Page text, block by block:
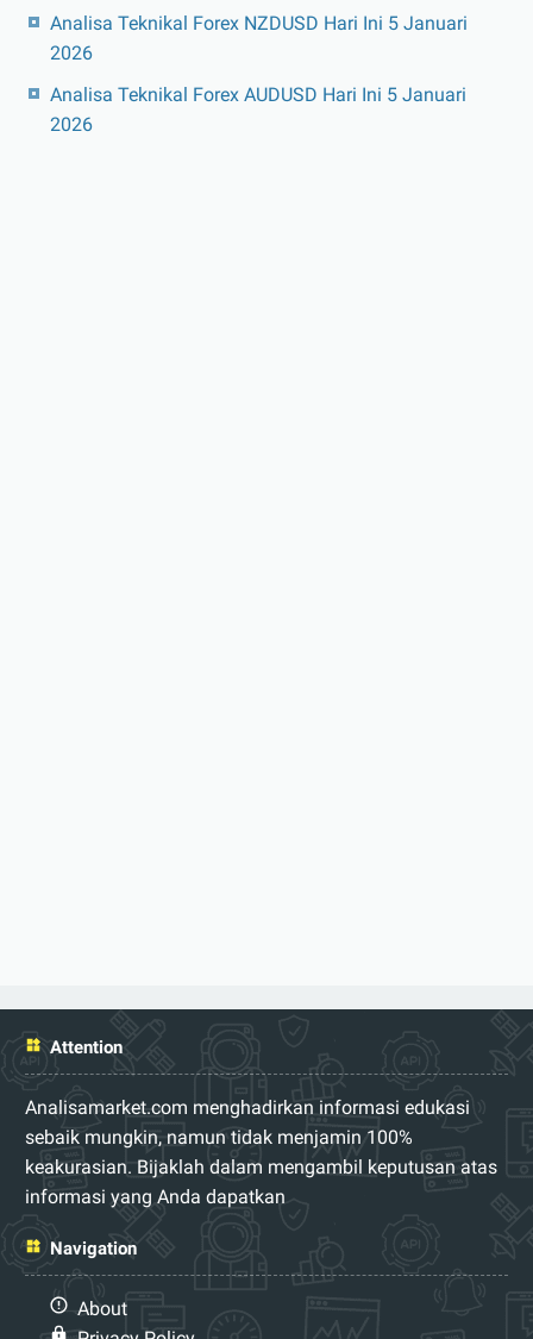
Analisa Teknikal Forex NZDUSD Hari Ini 5 Januari
2026
Analisa Teknikal Forex AUDUSD Hari Ini 5 Januari
2026
Attention
Analisamarket.com menghadirkan informasi edukasi
sebaik mungkin, namun tidak menjamin 100%
keakurasian. Bijaklah dalam mengambil keputusan atas
informasi yang Anda dapatkan
Navigation
About